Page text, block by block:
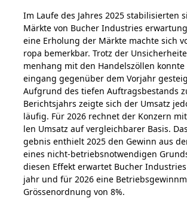
Im Lau­fe des Jah­res 2025 sta­bi­li­sier­ten
Märk­te von Bu­cher In­dus­tries
ei­ne Erho­lung der Märk­te mach­te sich
ro­pa be­merk­bar. Trotz der
men­hang mit den Han­dels­z­öl­len
ein­gang ge­gen­über dem Vor­jahr
Auf­grund des tie­fen Auf­trags­be­stands
Be­richts­jahrs zeig­te sich der Um­satz
läu­fig. Für 2026 rech­net der Kon­zern
len Um­satz auf ver­gleich­ba­rer Ba­sis.
geb­nis ent­hielt 2025 den Ge­winn aus
eines nicht-be­triebs­not­wen­di­gen
die­sen Effekt er­war­tet Bu­cher
jahr und für 2026 ei­ne
Grös­sen­ord­nung von 8%.